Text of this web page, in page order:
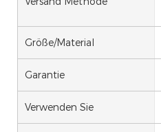
Größe/Material
Garantie
Verwenden Sie